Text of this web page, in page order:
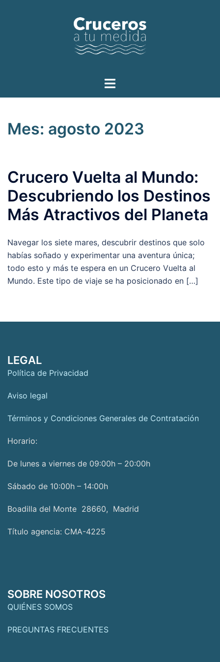
Alternar
Mes: agosto 2023
Crucero Vuelta al Mundo:
Descubriendo los Destinos
Más Atractivos del Planeta
Navegar los siete mares, descubrir destinos que solo
habías soñado y experimentar una aventura única;
todo esto y más te espera en un Crucero Vuelta al
Mundo. Este tipo de viaje se ha posicionado en […]
LEGAL
Política de Privacidad
Aviso legal
Términos y Condiciones Generales de Contratación
Horario:
De lunes a viernes de 09:00h – 20:00h
Sábado de 10:00h – 14:00h
Boadilla del Monte 28660, Madrid
Título agencia: CMA-4225
SOBRE NOSOTROS
QUIÉNES SOMOS
PREGUNTAS FRECUENTES